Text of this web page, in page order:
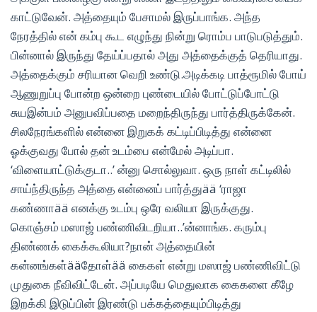
காட்டுவேன். அத்தையும் பேசாமல் இருப்பாங்க. அந்த
நேரத்தில் என் கம்பு கூட எழுந்து நின்று ரொம்ப பாடுபடுத்தும்.
பின்னால் இருந்து தேய்ப்பதால் அது அத்தைக்குத் தெரியாது.
அத்தைக்கும் சரியான வெறி உண்டு.அடிக்கடி பாத்ரூமில் போய்
ஆணுறுப்பு போன்ற ஒன்றை புண்டையில் போட்டுப்போட்டு
சுயஇன்பம் அனுபவிப்பதை மறைந்திருந்து பார்த்திருக்கேன்.
சிலநேரங்களில் என்னை இறுகக் கட்டிப்பிடித்து என்னை
ஓக்குவது போல் தன் உடம்பை என்மேல் அடிப்பா.
‘விளையாட்டுக்குடா..’ ன்னு சொல்லுவா. ஒரு நாள் கட்டிலில்
சாய்ந்திருந்த அத்தை என்னைப் பார்த்துää ‘ராஜா
கண்ணாää எனக்கு உடம்பு ஒரே வலியா இருக்குது.
கொஞ்சம் மஸாஜ் பண்ணிவிடறியா..’ன்னாங்க. கரும்பு
திண்ணக் கைக்கூலியா?நான் அத்தையின்
கன்னங்கள்ääதோள்ää கைகள் என்று மஸாஜ் பண்ணிவிட்டு
முதுகை நீவிவிட்டேன். அப்படியே மெதுவாக கைகளை கீழே
இறக்கி இடுப்பின் இரண்டு பக்கத்தையும்பிடித்து